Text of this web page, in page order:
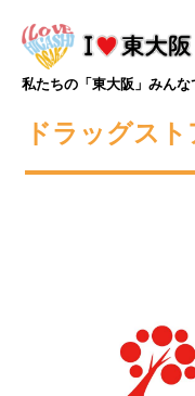
私たちの「東大阪」みんな
ドラッグス